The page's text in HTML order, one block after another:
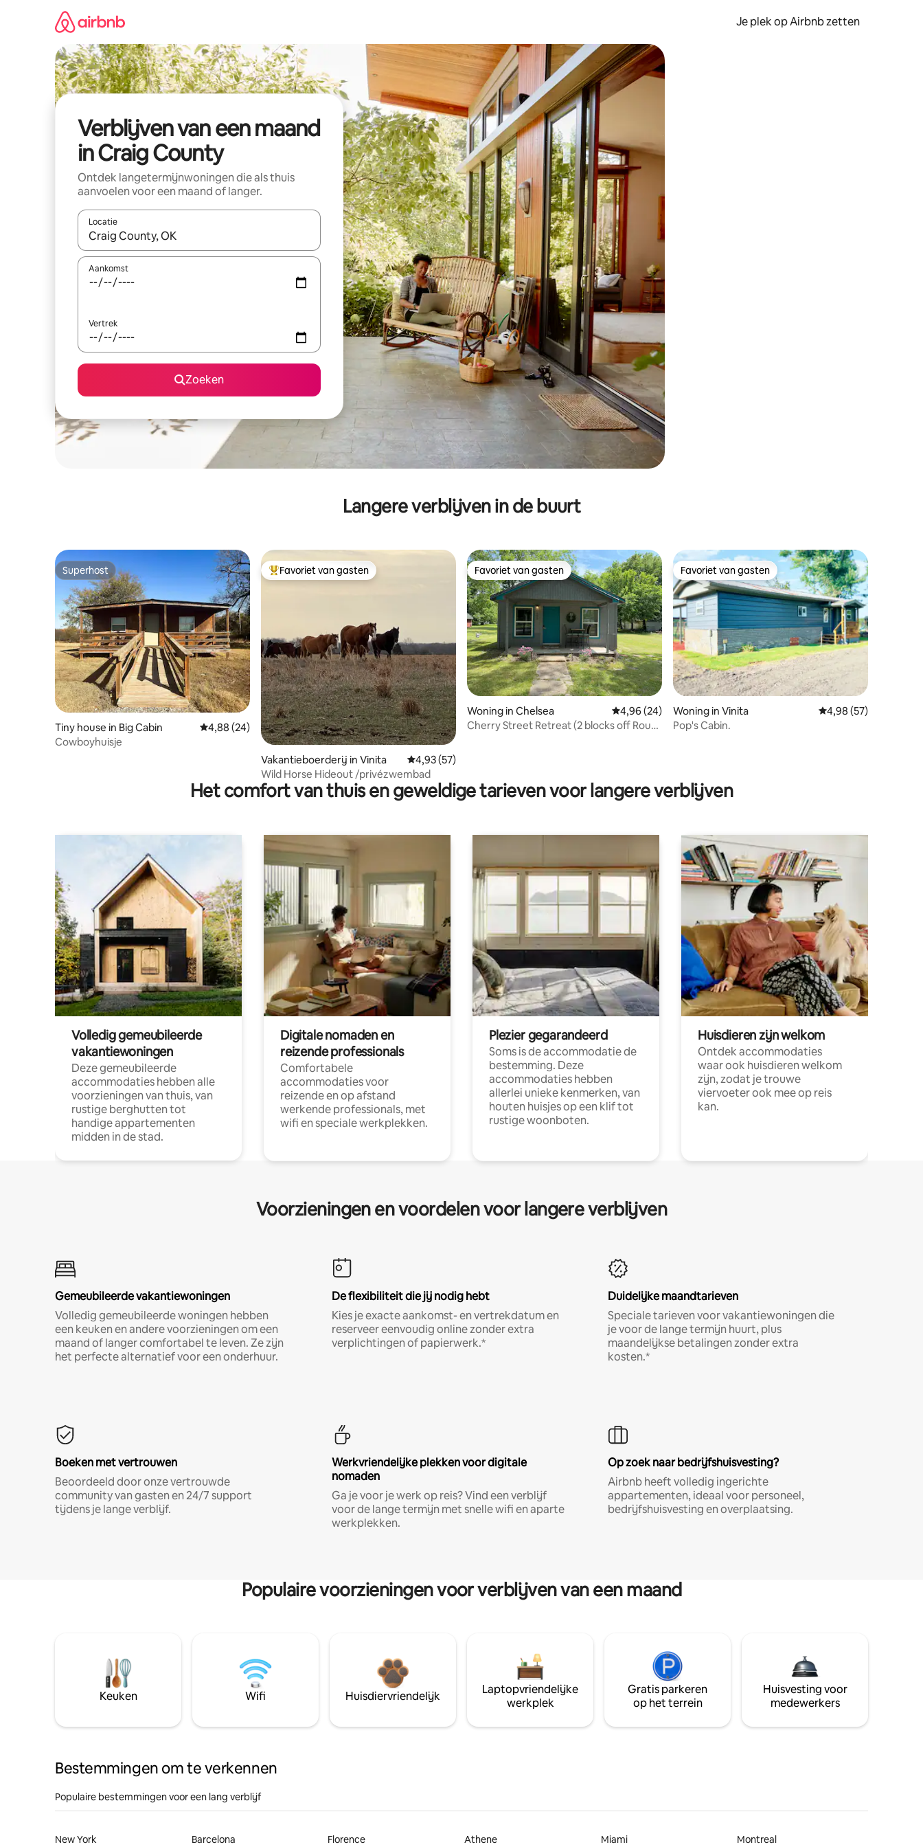
Je plek op Airbnb zetten
Verblijven van een maand
in Craig County
Ontdek langetermijnwoningen die als thuis
aanvoelen voor een maand of langer.
Locatie
Wanneer er resultaten beschikbaar zijn, maak je een keuze met je de pijltjestoetsen omhoog en omlaag, óf door te tikken of swipen.
Aankomst
Vertrek
Zoeken
Langere verblijven in de buurt
Superhost
Superhost
Tiny house in Big Cabin Gemiddelde beoordeling van 4,88 op 5, 24 recensies
4,88 (24)
Cowboyhuisje
Topfavoriet van gasten
Favoriet van gasten
Vakantieboerderij in Vinita Gemiddelde beoordeling van 4,93 op 5, 57 recensies
4,93 (57)
Wild Horse Hideout /privézwembad
Favoriet van gasten
Favoriet van gasten
Woning in Chelsea Gemiddelde beoordeling van 4,96 op 5, 24 recensies
4,96 (24)
Cherry Street Retreat (2 blocks off Route
Favoriet van gasten
Favoriet van gasten
Woning in Vinita Gemiddelde
4,98 (57)
Pop's Cabin.
Het comfort van thuis en geweldige tarieven voor langere verblijven
Volledig gemeubileerde
vakantiewoningen
Deze gemeubileerde
accommodaties hebben alle
voorzieningen van thuis, van
rustige berghutten tot
handige appartementen
midden in de stad.
Digitale nomaden en
reizende professionals
Comfortabele
accommodaties voor
reizende en op afstand
werkende professionals, met
wifi en speciale werkplekken.
Plezier gegarandeerd
Soms is de accommodatie de
bestemming. Deze
accommodaties hebben
allerlei unieke kenmerken, van
houten huisjes op een klif tot
rustige woonboten.
Huisdieren zijn welkom
Ontdek accommodaties
waar ook huisdieren welkom
zijn, zodat je trouwe
viervoeter ook mee op reis
kan.
Voorzieningen en voordelen voor langere verblijven
Gemeubileerde vakantiewoningen
Volledig gemeubileerde woningen hebben
een keuken en andere voorzieningen om een
maand of langer comfortabel te leven. Ze zijn
het perfecte alternatief voor een onderhuur.
De flexibiliteit die jij nodig hebt
Kies je exacte aankomst- en vertrekdatum en
reserveer eenvoudig online zonder extra
verplichtingen of papierwerk.*
Duidelijke maandtarieven
Speciale tarieven voor vakantiewoningen die
je voor de lange termijn huurt, plus
maandelijkse betalingen zonder extra
kosten.*
Boeken met vertrouwen
Beoordeeld door onze vertrouwde
community van gasten en 24/7 support
tijdens je lange verblijf.
Werkvriendelijke plekken voor digitale
nomaden
Ga je voor je werk op reis? Vind een verblijf
voor de lange termijn met snelle wifi en aparte
werkplekken.
Op zoek naar bedrijfshuisvesting?
Airbnb heeft volledig ingerichte
appartementen, ideaal voor personeel,
bedrijfshuisvesting en overplaatsing.
Populaire voorzieningen voor verblijven van een maand
Keuken Wifi Huisdiervriendelijk
Laptopvriendelijke
werkplek
Gratis parkeren
op het terrein
Huisvesting voor
medewerkers
Bestemmingen om te verkennen
Populaire bestemmingen voor een lang verblijf
New York
Barcelona
Florence
Athene
Miami
Montreal